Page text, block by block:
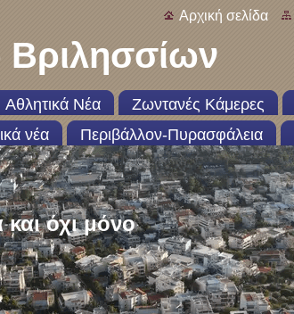
Αρχική σελίδα
Αθλητικά Νέα Ζωντανές Κάμερες
νέα Περιβάλλον-Πυρασφάλεια
και όχι μόνο